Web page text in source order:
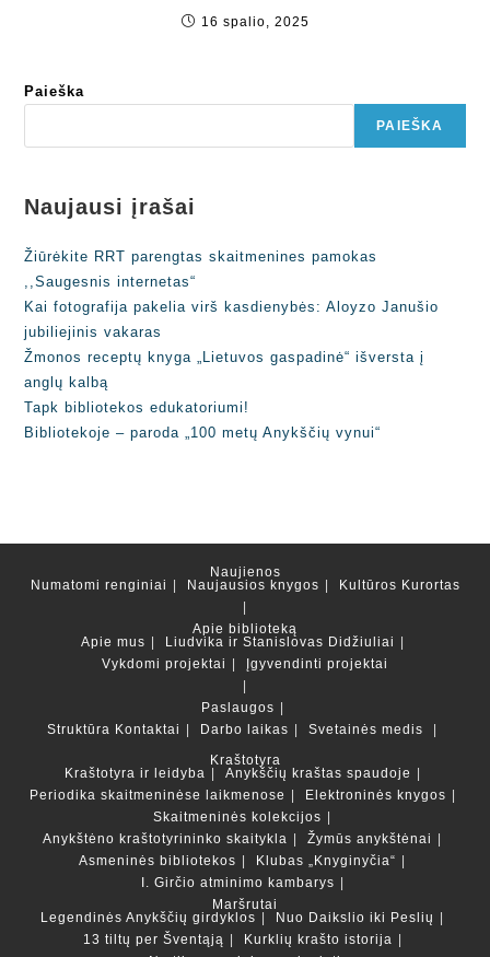
16 spalio, 2025
Paieška
PAIEŠKA
Naujausi įrašai
Žiūrėkite RRT parengtas skaitmenines pamokas
,,Saugesnis internetas“
Kai fotografija pakelia virš kasdienybės: Aloyzo Janušio
jubiliejinis vakaras
Žmonos receptų knyga „Lietuvos gaspadinė“ išversta į
anglų kalbą
Tapk bibliotekos edukatoriumi!
Bibliotekoje – paroda „100 metų Anykščių vynui“
Naujienos
Numatomi renginiai
Naujausios knygos Kultūros Kurortas
Apie biblioteką
Apie mus
Liudvika ir Stanislovas Didžiuliai
Vykdomi projektai
Įgyvendinti projektai
Paslaugos
Struktūra Kontaktai Darbo laikas
Svetainės medis
Kraštotyra
Kraštotyra ir leidyba
Anykščių kraštas spaudoje
Periodika skaitmeninėse laikmenose
Elektroninės knygos
Skaitmeninės kolekcijos
Anykštėno kraštotyrininko skaitykla
Žymūs anykštėnai
Asmeninės bibliotekos
Klubas „Knyginyčia“
I. Girčio atminimo kambarys
Maršrutai
Legendinės Anykščių girdyklos
Nuo Daikslio iki Peslių
13 tiltų per Šventąją
Kurklių krašto istorija